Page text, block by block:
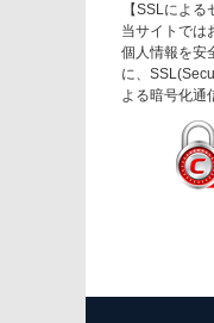
【SSLによる
当サイトでは
個人情報を安
に、
よる暗号化通